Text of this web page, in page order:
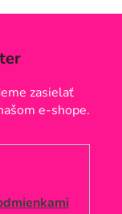
zasielať
e-shope.